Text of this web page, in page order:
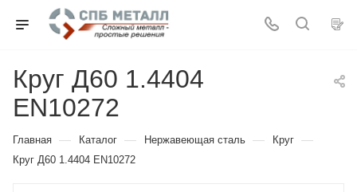
Круг Д60 1.4404
EN10272
Главная — Каталог — Нержавеющая сталь — Круг —
Круг Д60 1.4404 EN10272